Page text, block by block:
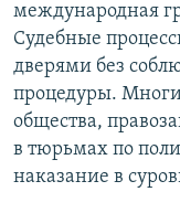
международная
Судебные
дверями без
процедуры.
общества,
в тюрьмах по
наказание в